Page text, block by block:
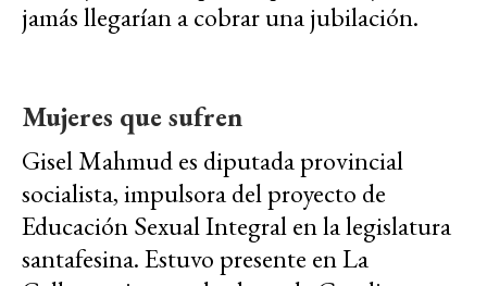
jamás llegarían a cobrar una jubilación.
Mujeres que sufren
Gisel Mahmud es diputada provincial
socialista, impulsora del proyecto de
Educación Sexual Integral en la legislatura
santafesina. Estuvo presente en La